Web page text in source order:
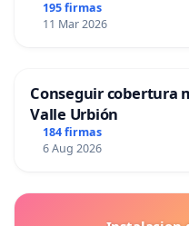
195 firmas
11 Mar 2026
Conseguir cobertura
Valle Urbión
184 firmas
6 Aug 2026